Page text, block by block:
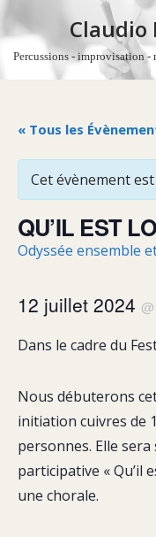
Aller
Percussions - improvisation -
« Tous les
Cet évènement est
QU’IL EST
Odyssée ensemble
12 juillet 2024 @
Dans le cadre du
Nous débuterons
initiation cuivres de
personnes. Elle
participative « Qu’il
une chorale.